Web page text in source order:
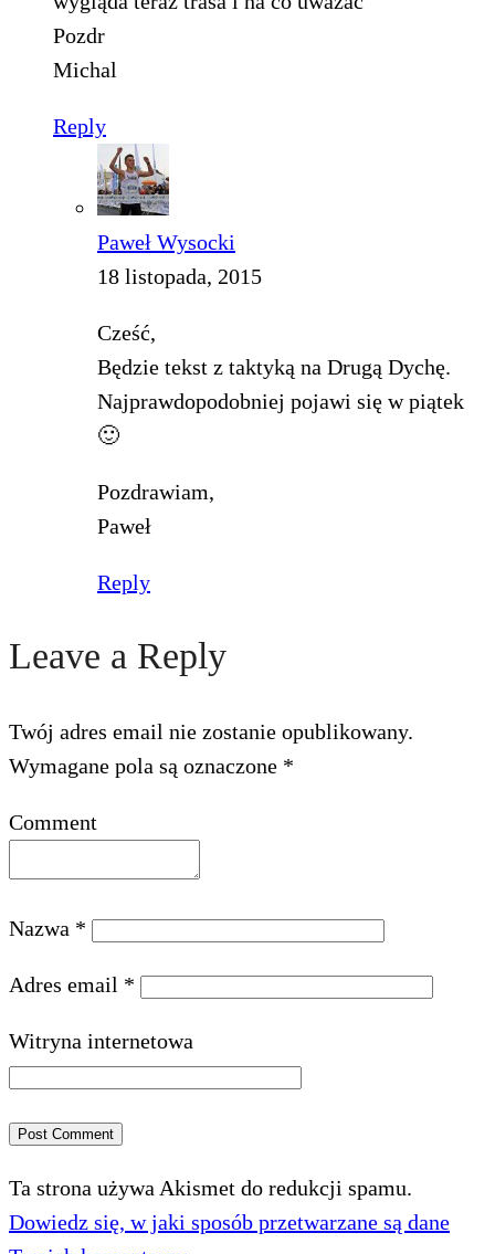
Pozdr
Michal
Reply
Paweł Wysocki
18 listopada, 2015
Cześć,
Będzie tekst z taktyką na Drugą Dychę.
Najprawdopodobniej pojawi się w piątek
🙂
Pozdrawiam,
Paweł
Reply
Leave a Reply
Twój adres email nie zostanie opublikowany.
Wymagane pola są oznaczone *
Comment
Nazwa *
Adres email *
Witryna internetowa
Ta strona używa Akismet do redukcji spamu.
Dowiedz się, w jaki sposób przetwarzane są dane